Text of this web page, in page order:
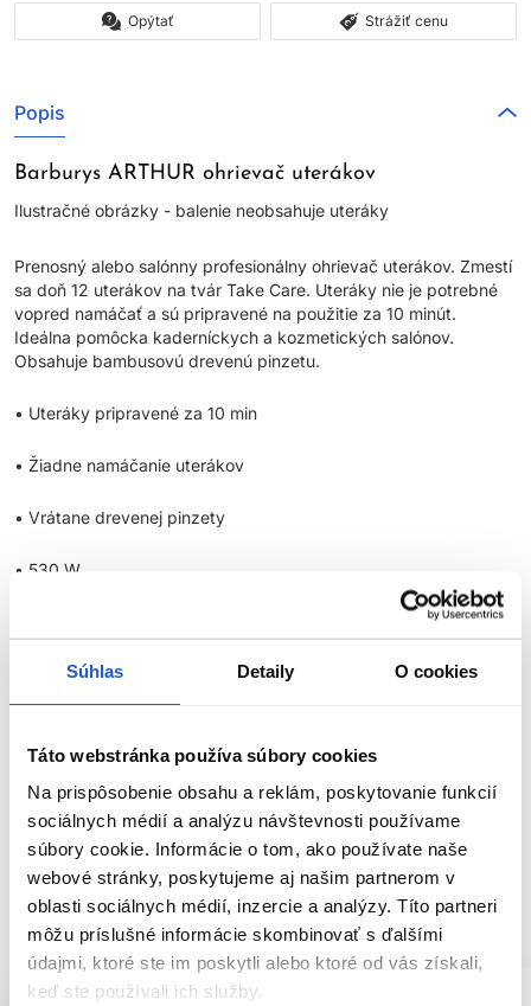
Súhlas Detaily O cookies
Táto webstránka používa súbory cookies
Na prispôsobenie obsahu a reklám, poskytovanie funkcií
sociálnych médií a analýzu návštevnosti používame
súbory cookie. Informácie o tom, ako používate naše
webové stránky, poskytujeme aj našim partnerom v
oblasti sociálnych médií, inzercie a analýzy. Títo partneri
môžu príslušné informácie skombinovať s ďalšími
údajmi, ktoré ste im poskytli alebo ktoré od vás získali,
keď ste používali ich služby.
Opýtať Strážiť cenu
Popis
Barburys ARTHUR ohrievač uterákov
Ilustračné obrázky - balenie neobsahuje uteráky
Prenosný alebo salónny profesionálny ohrievač uterákov. Zmestí
sa doň 12 uterákov na tvár Take Care. Uteráky nie je potrebné
vopred namáčať a sú pripravené na použitie za 10 minút.
Ideálna pomôcka kaderníckych a kozmetických salónov.
Obsahuje bambusovú drevenú pinzetu.
• Uteráky pripravené za 10 min
• Žiadne namáčanie uterákov
• Vrátane drevenej pinzety
• 530 W
Značka
Hodnotenia
SÚVISIACE PRODUKTY